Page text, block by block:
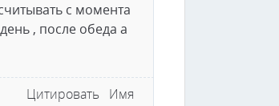
с момента
, после обеда а
Цитировать Имя